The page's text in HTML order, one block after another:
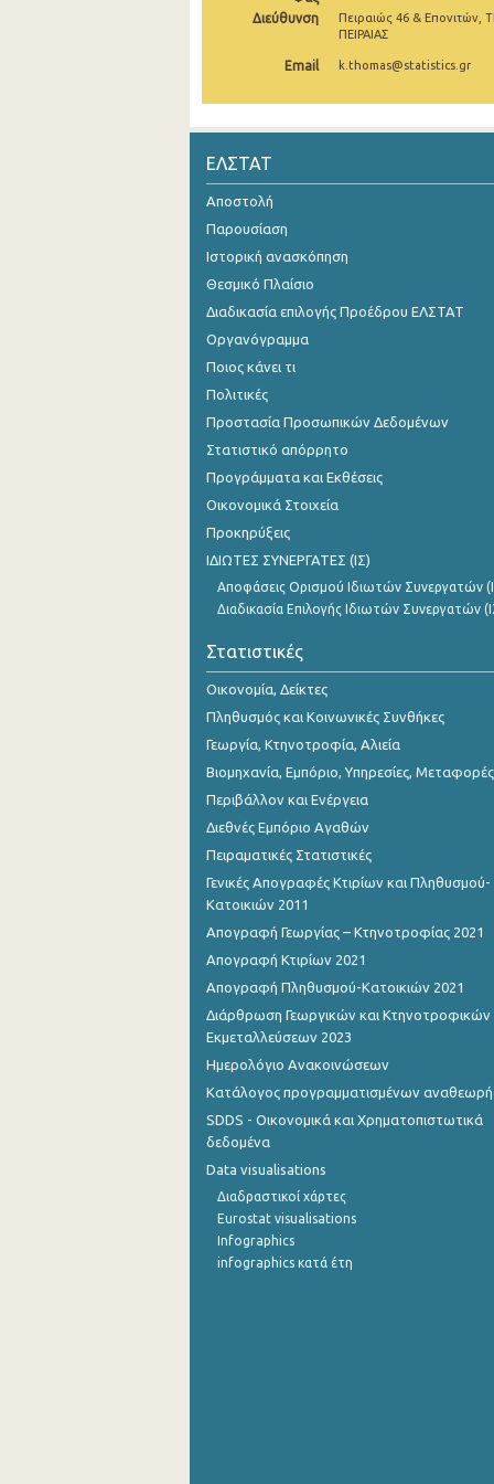
1o Τρίμηνο 2019
4o Τρίμηνο 2018
4o Τρίμηνο 2017
2o Τρίμηνο 2017
1o Τρίμηνο 2017
4o Τρίμηνο 2016
3o Τρίμηνο 2016
2o Τρίμηνο 2016
1o Τρίμηνο 2016
3o Τρίμηνο 2015
1o Τρίμηνο 2015
4o Τρίμηνο 2014
3o Τρίμηνο 2014
1o Τρίμηνο 2014
4o Τρίμηνο 2013
3o Τρίμηνο 2013
1o Τρίμηνο 2013
4o Τρίμηνο 2012
3o Τρίμηνο 2012
2o Τρίμηνο 2012
1o Τρίμηνο 2012
3o Τρίμηνο 2011
2o Τρίμηνο 2011
Διεύθυνση
Πειραιώς 46 & Επονιτών,
ΠΕΙΡΑΙΑΣ
Email k.thomas@statistics.gr
ΕΛΣΤΑΤ
Αποστολή
Παρουσίαση
Ιστορική ανασκόπηση
Θεσμικό Πλαίσιο
Διαδικασία επιλογής Προέδρου ΕΛΣΤΑΤ
Οργανόγραμμα
Ποιος κάνει τι
Πολιτικές
Προστασία Προσωπικών Δεδομένων
Στατιστικό απόρρητο
Προγράμματα και Εκθέσεις
Οικονομικά Στοιχεία
Προκηρύξεις
ΙΔΙΩΤΕΣ ΣΥΝΕΡΓΑΤΕΣ (ΙΣ)
Αποφάσεις Ορισμού Ιδιωτών Συνεργατών
Διαδικασία Επιλογής Ιδιωτών Συνεργατών
Στατιστικές
Οικονομία, Δείκτες
Πληθυσμός και Κοινωνικές Συνθήκες
Γεωργία, Κτηνοτροφία, Αλιεία
Βιομηχανία, Εμπόριο, Υπηρεσίες, Μεταφορές
Περιβάλλον και Ενέργεια
Διεθνές Εμπόριο Αγαθών
Πειραματικές Στατιστικές
Γενικές Απογραφές Κτιρίων και Πληθυσμού-
Κατοικιών 2011
Απογραφή Γεωργίας – Κτηνοτροφίας 2021
Απογραφή Κτιρίων 2021
Απογραφή Πληθυσμού-Κατοικιών 2021
Διάρθρωση Γεωργικών και Κτηνοτροφικών
Εκμεταλλεύσεων 2023
Ημερολόγιο Ανακοινώσεων
Κατάλογος προγραμματισμένων
SDDS - Οικονομικά και Χρηματοπιστωτικά
δεδομένα
Data visualisations
Διαδραστικοί χάρτες
Eurostat visualisations
Infographics
infographics κατά έτη